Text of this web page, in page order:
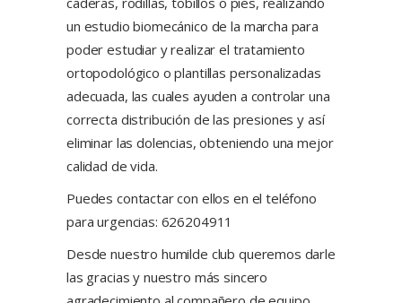
un estudio biomecánico de la marcha para
poder estudiar y realizar el tratamiento
ortopodológico o plantillas personalizadas
adecuada, las cuales ayuden a controlar una
correcta distribución de las presiones y así
eliminar las dolencias, obteniendo una mejor
calidad de vida.
Puedes contactar con ellos en el teléfono
para urgencias: 626204911
Desde nuestro humilde club queremos darle
las gracias y nuestro más sincero